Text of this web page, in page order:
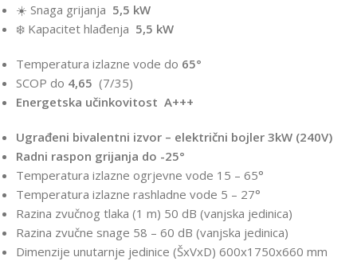
☀️ Snaga grijanja 5,5 kW
❄️ Kapacitet hlađenja 5,5 kW
Temperatura izlazne vode do 65°
SCOP do 4,65 (7/35)
Energetska učinkovitost A+++
Ugrađeni bivalentni izvor – električni bojler 3kW (240V)
Radni raspon grijanja do -25°
Temperatura izlazne ogrjevne vode 15 – 65°
Temperatura izlazne rashladne vode 5 – 27°
Razina zvučnog tlaka (1 m) 50 dB (vanjska jedinica)
Razina zvučne snage 58 – 60 dB (vanjska jedinica)
Dimenzije unutarnje jedinice (ŠxVxD) 600x1750x660 mm